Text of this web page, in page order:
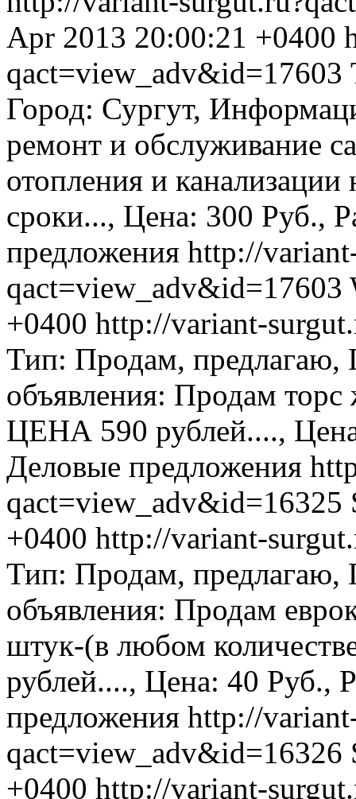
Apr 2013 20:00:21 +0400
qact=view_adv&id=17603
Город: Сургут,
ремонт и обслуживание
отопления и
сроки..., Цена: 300 Руб.,
предложения http://
qact=view_adv&id=17603
+0400 http://variant-
Тип: Продам, предлагаю,
объявления: Продам
ЦЕНА 590 рублей....,
Деловые предложения
qact=view_adv&id=16325
+0400 http://variant-
Тип: Продам, предлагаю,
объявления: Продам
штук-(в любом
рублей...., Цена: 40 Руб.,
предложения http://
qact=view_adv&id=16326
+0400 http://variant-